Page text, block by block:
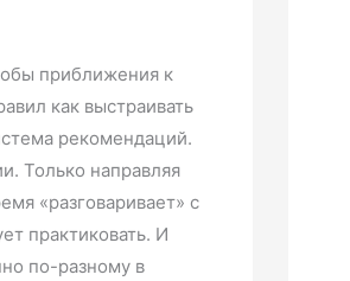
приближения к
как выстраивать
рекомендаций.
Только направляя
«разговаривает» с
практиковать. И
по-разному в